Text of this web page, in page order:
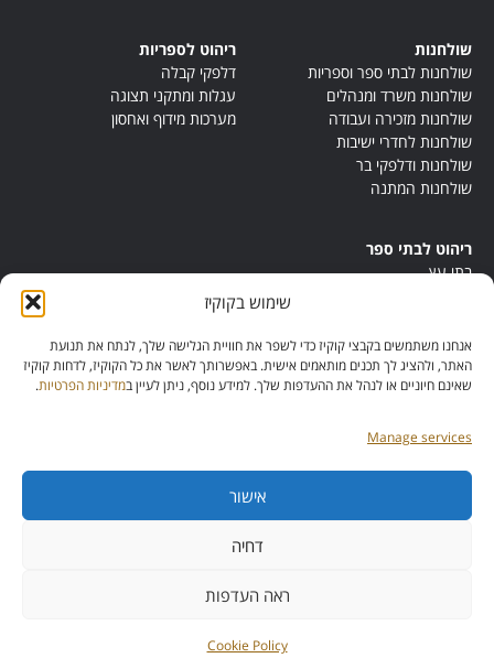
שימוש בקוקיז
אנחנו משתמשים בקבצי קוקיז כדי לשפר את חוויית הגלישה שלך, לנתח את תנועת
האתר, ולהציג לך תכנים מותאמים אישית. באפשרותך לאשר את כל הקוקיז, לדחות קוקיז
שאינם חיוניים או לנהל את ההעדפות שלך. למידע נוסף, ניתן לעיין במדיניות הפרטיות.
Manage services
אישור
דחיה
ראה העדפות
Cookie Policy
שולחנות
שולחנות לבתי ספר וספריות
שולחנות משרד ומנהלים
שולחנות מזכירה ועבודה
שולחנות לחדרי ישיבות
שולחנות ודלפקי בר
שולחנות המתנה
ריהוט לספריות
דלפקי קבלה
עגלות ומתקני תצוגה
מערכות מידוף ואחסון
ריהוט לבתי ספר
בתי עץ
ריהוט מונטסורי
ריהוט אנתרופוסופי
מס’ ספק: